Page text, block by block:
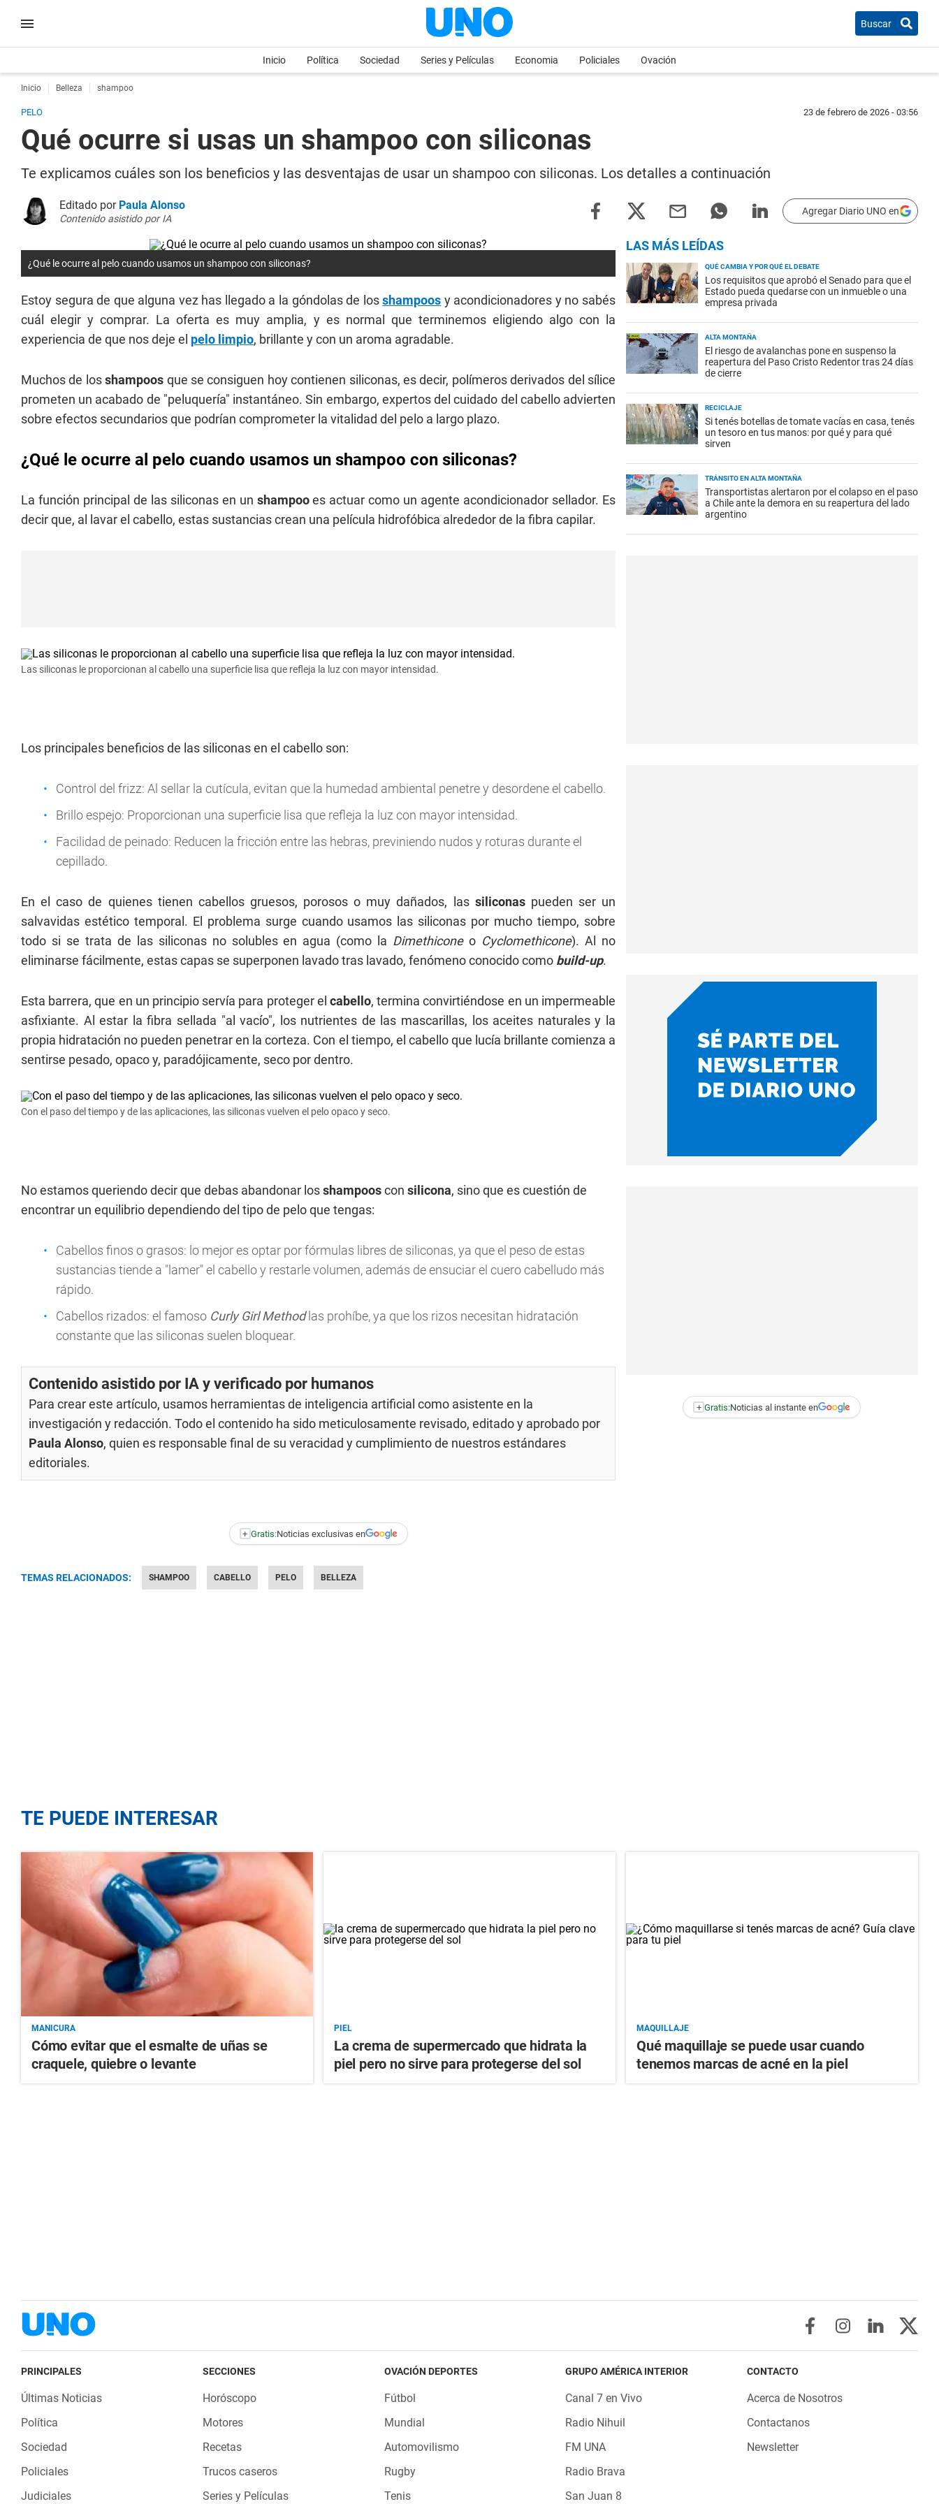
Buscar
Inicio Política Sociedad Series y Películas Economia Policiales Ovación
Inicio Belleza shampoo
PELO 23 de febrero de 2026 - 03:56
Qué ocurre si usas un shampoo con siliconas
Te explicamos cuáles son los beneficios y las desventajas de usar un shampoo con siliconas. Los detalles a continuación
Editado por Paula Alonso
Contenido asistido por IA
Agregar Diario UNO en
¿Qué le ocurre al pelo cuando usamos un shampoo con siliconas?
Estoy segura de que alguna vez has llegado a la góndolas de losshampoos y acondicionadores y no sabés
cuál elegir y comprar. La oferta es muy amplia, y es normal que terminemos eligiendo algo con la
experiencia de que nos deje el pelo limpio, brillante y con un aroma agradable.
Muchos de losshampoos que se consiguen hoy contienen siliconas, es decir, polímeros derivados del sílice
prometen un acabado de "peluquería" instantáneo. Sin embargo, expertos del cuidado del cabello advierten
sobre efectos secundarios que podrían comprometer la vitalidad del pelo a largo plazo.
¿Qué le ocurre al pelo cuando usamos un shampoo con siliconas?
La función principal de las siliconas en un shampooes actuar como un agente acondicionador sellador. Es
decir que, al lavar el cabello, estas sustancias crean una película hidrofóbica alrededor de la fibra capilar.
Las siliconas le proporcionan al cabello una superficie lisa que refleja la luz con mayor intensidad.
Los principales beneficios de las siliconas en el cabello son:
Control del frizz: Al sellar la cutícula, evitan que la humedad ambiental penetre y desordene el cabello.
Brillo espejo: Proporcionan una superficie lisa que refleja la luz con mayor intensidad.
Facilidad de peinado: Reducen la fricción entre las hebras, previniendo nudos y roturas durante el
cepillado.
En el caso de quienes tienen cabellos gruesos, porosos o muy dañados, las siliconas pueden ser un
salvavidas estético temporal. El problema surge cuando usamos las siliconas por mucho tiempo, sobre
todo si se trata de las siliconas no solubles en agua (como la Dimethiconeo Cyclomethicone). Al no
eliminarse fácilmente, estas capas se superponen lavado tras lavado, fenómeno conocido como build-up.
Esta barrera, que en un principio servía para proteger el cabello, termina convirtiéndose en un impermeable
asfixiante. Al estar la fibra sellada "al vacío", los nutrientes de las mascarillas, los aceites naturales y la
propia hidratación no pueden penetrar en la corteza. Con el tiempo, el cabello que lucía brillante comienza a
sentirse pesado, opaco y, paradójicamente, seco por dentro.
Con el paso del tiempo y de las aplicaciones, las siliconas vuelven el pelo opaco y seco.
No estamos queriendo decir que debas abandonar losshampooscon silicona, sino que es cuestión de
encontrar un equilibrio dependiendo del tipo de pelo que tengas:
Cabellos finos o grasos: lo mejor es optar por fórmulas libres de siliconas, ya que el peso de estas
sustancias tiende a "lamer" el cabello y restarle volumen, además de ensuciar el cuero cabelludo más
rápido.
Cabellos rizados: el famoso Curly Girl Methodlas prohíbe, ya que los rizos necesitan hidratación
constante que las siliconas suelen bloquear.
Contenido asistido por IA y verificado por humanos
Para crear este artículo, usamos herramientas de inteligencia artificial como asistente en la
investigación y redacción. Todo el contenido ha sido meticulosamente revisado, editado y aprobado por
Paula Alonso, quien es responsable final de su veracidad y cumplimiento de nuestrosestándares
editoriales.
+ Gratis:Noticias exclusivas en
TEMAS RELACIONADOS: SHAMPOO CABELLO PELO BELLEZA
LAS MÁS LEÍDAS
QUÉ CAMBIA Y POR QUÉ EL DEBATE
Los requisitos que aprobó el Senado para que el
Estado pueda quedarse con un inmueble o una
empresa privada
ALTA MONTAÑA
El riesgo de avalanchas pone en suspenso la
reapertura del Paso Cristo Redentor tras 24 días
de cierre
RECICLAJE
Si tenés botellas de tomate vacías en casa, tenés
un tesoro en tus manos: por qué y para qué
sirven
TRÁNSITO EN ALTA MONTAÑA
Transportistas alertaron por el colapso en el paso
a Chile ante la demora en su reapertura del lado
argentino
+ Gratis:Noticias al instante en
TE PUEDE INTERESAR
MANICURA
Cómo evitar que el esmalte de uñas se
craquele, quiebre o levante
PIEL
La crema de supermercado que hidrata la
piel pero no sirve para protegerse del sol
MAQUILLAJE
Qué maquillaje se puede usar cuando
tenemos marcas de acné en la piel
PRINCIPALES
Últimas Noticias
Política
Sociedad
Policiales
Judiciales
SECCIONES
Horóscopo
Motores
Recetas
Trucos caseros
Series y Películas
OVACIÓN DEPORTES
Fútbol
Mundial
Automovilismo
Rugby
Tenis
GRUPO AMÉRICA INTERIOR
Canal 7 en Vivo
Radio Nihuil
FM UNA
Radio Brava
San Juan 8
CONTACTO
Acerca de Nosotros
Contactanos
Newsletter